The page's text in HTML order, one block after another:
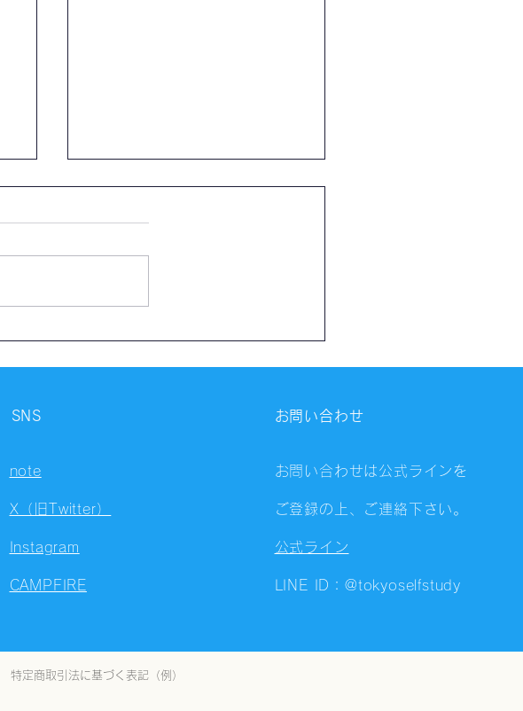
SNS
note
X（旧Twitter）
Instagram
CAMPFIRE
お問い合わせ
お問い合わせは公式ラインを
ご登録の上、ご連絡下さい。
公式ライン
LINE ID：@tokyoselfstudy
特定商取引法に基づく表記（例）